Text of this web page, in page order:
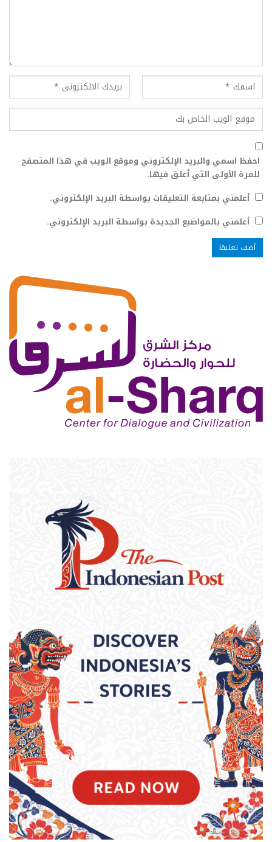
احفظ اسمي والبريد الإلكتروني وموقع الويب في هذا المتصفح
للمرة الأولى التي أعلق فيها.
أعلمني بمتابعة التعليقات بواسطة البريد الإلكتروني.
أعلمني بالمواضيع الجديدة بواسطة البريد الإلكتروني.